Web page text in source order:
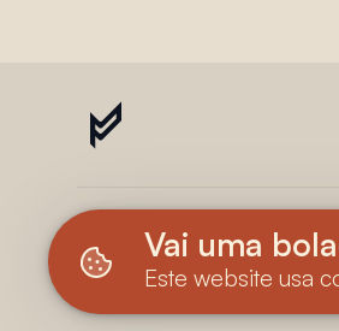
© 2023—2025Loft 156
Política de Privacidade
Vai uma
Este website usa